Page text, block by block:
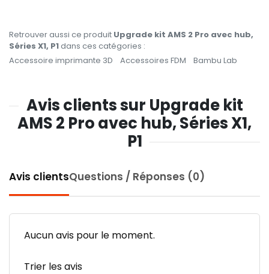
Retrouver aussi ce produit Upgrade kit AMS 2 Pro avec hub,
Séries X1, P1dans ces catégories :
Accessoire imprimante 3D
Accessoires FDM Bambu Lab
Avis clients sur Upgrade kit
AMS 2 Pro avec hub, Séries X1,
P1
Avis clientsQuestions / Réponses (0)
Aucun avis pour le moment.
Trier les avis